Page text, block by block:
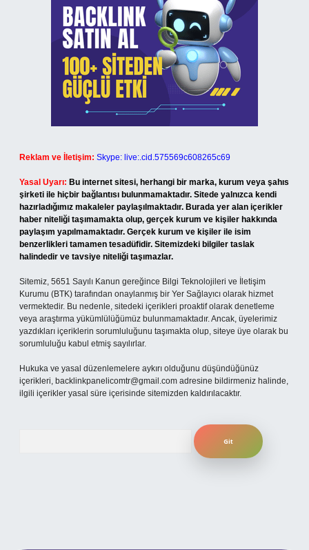
Reklam ve İletişim: Skype: live:.cid.575569c608265c69
Yasal Uyarı: Bu internet sitesi, herhangi bir marka, kurum veya şahıs
şirketi ile hiçbir bağlantısı bulunmamaktadır. Sitede yalnızca kendi
hazırladığımız makaleler paylaşılmaktadır. Burada yer alan içerikler
haber niteliği taşımamakta olup, gerçek kurum ve kişiler hakkında
paylaşım yapılmamaktadır. Gerçek kurum ve kişiler ile isim
benzerlikleri tamamen tesadüfidir. Sitemizdeki bilgiler taslak
halindedir ve tavsiye niteliği taşımazlar.
Sitemiz, 5651 Sayılı Kanun gereğince Bilgi Teknolojileri ve İletişim
Kurumu (BTK) tarafından onaylanmış bir Yer Sağlayıcı olarak hizmet
vermektedir. Bu nedenle, sitedeki içerikleri proaktif olarak denetleme
veya araştırma yükümlülüğümüz bulunmamaktadır. Ancak, üyelerimiz
yazdıkları içeriklerin sorumluluğunu taşımakta olup, siteye üye olarak bu
sorumluluğu kabul etmiş sayılırlar.
Hukuka ve yasal düzenlemelere aykırı olduğunu düşündüğünüz
içerikleri, backlinkpanelicomtr@gmail.com adresine bildirmeniz halinde,
ilgili içerikler yasal süre içerisinde sitemizden kaldırılacaktır.